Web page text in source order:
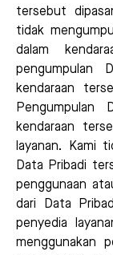
tersebut
tidak
dalam
pengumpulan
kendaraan
Pengumpulan
kendaraan
layanan. Kami
Data Pribadi
penggunaan
dari Data
penyedia
menggunakan